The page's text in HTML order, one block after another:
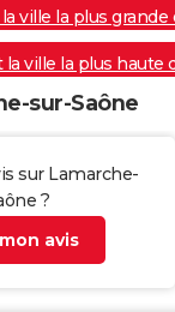
ville la plus grande
ville la plus haute
sur-Saône
sur Lamarche-
?
avis